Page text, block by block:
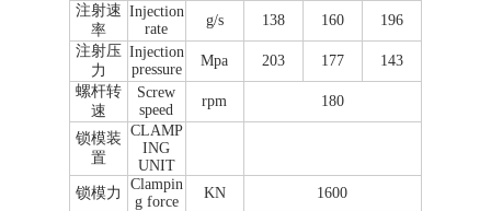
注射速
率
Injection
rate
g/s 138 160
196
注射压
力
Injection
pressure
Mpa 203 177
143
螺杆转
速
Screw
speed
rpm 180
锁模装
置
CLAMP
ING
UNIT
锁模力
Clampin
g force
KN
1600